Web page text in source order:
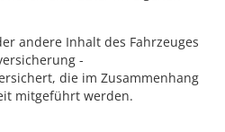
andere Inhalt des Fahrzeuges
-
die im Zusammenhang
mitgeführt werden.